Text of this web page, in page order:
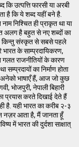
कि उत्पत्ति फारसी या अरबी
है कि ये शब्द यहीं बने है.
निश्चित ही प्राकृत था या
अलग है बहुत से नए शब्दों का
. किन्तु संस्कृत से सबसे पहले
भारत के साम्प्रदायिकरण,
राजनीतियों के कारण
का निर्माण होता
अनेको भाषाएँ हैं, आज जो कुछ
भोजपुरी, नेपाली बिहारी
प्रयास करते दिखाई देते हैं
है. यही भारत का करीब २-३
नज़र आता है, मैं जानता हूँ
में भारत की दुर्दशा साक्षात्